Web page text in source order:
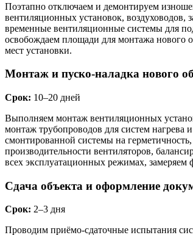
Поэтапно отключаем и демонтируем
вентиляционных установок, воздуховодов,
временные вентиляционные системы для
освобождаем площади для монтажа нового
мест установки.
Монтаж и пуско-наладка нового
Срок: 10–20 дней
Выполняем монтаж вентиляционных
монтаж трубопроводов для систем
смонтированной системы на
производительности вентиляторов,
всех эксплуатационных режимах, замеряем
Сдача объекта и оформление
Срок: 2–3 дня
Проводим приёмо-сдаточные испытания